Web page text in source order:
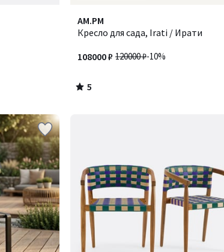
AM.PM
Кресло для сада, Irati / Ирати
120000 ₽-10%
108000 ₽
5
/
5
/